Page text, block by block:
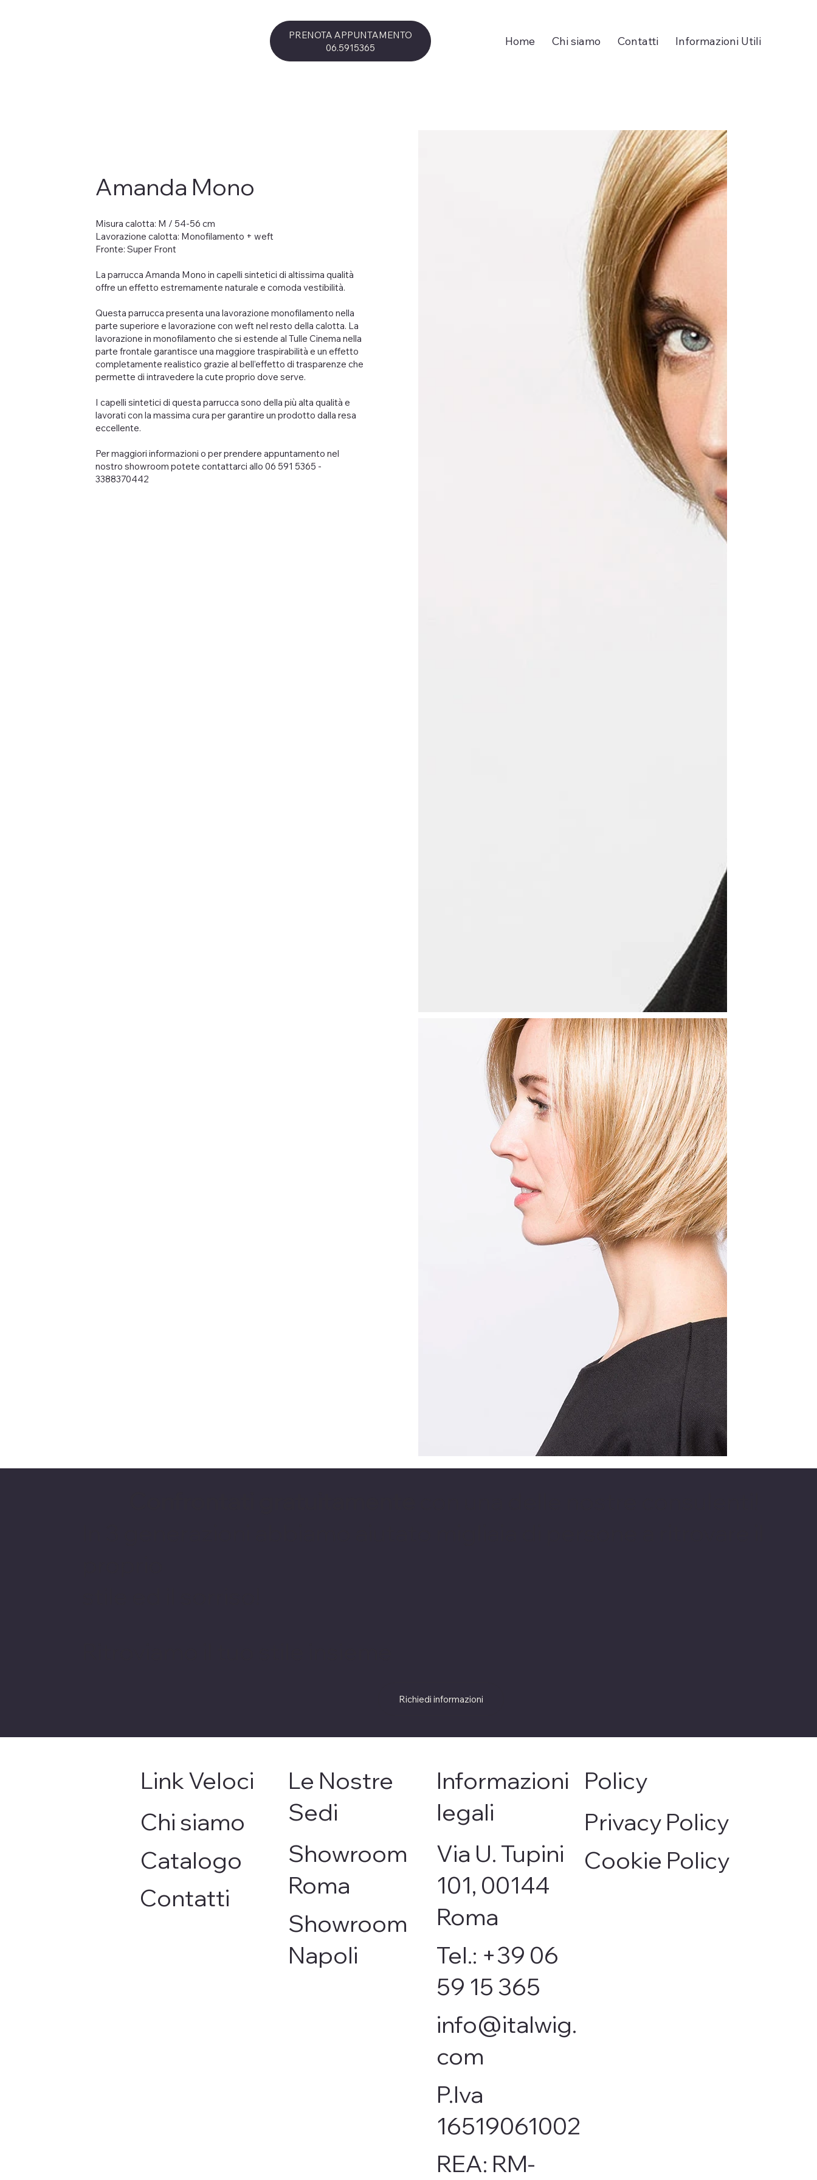
PRENOTA APPUNTAMENTO
06.5915365
Home Chi siamo Contatti Informazioni Utili
Amanda Mono
Misura calotta: M / 54-56 cm
Lavorazione calotta: Monofilamento + weft
Fronte: Super Front
La parrucca Amanda Mono in capelli sintetici di altissima qualità
offre un effetto estremamente naturale e comoda vestibilità.
Questa parrucca presenta una lavorazione monofilamento nella
parte superiore e lavorazione con weft nel resto della calotta. La
lavorazione in monofilamento che si estende al Tulle Cinema nella
parte frontale garantisce una maggiore traspirabilità e un effetto
completamente realistico grazie al bell’effetto di trasparenze che
permette di intravedere la cute proprio dove serve.
I capelli sintetici di questa parrucca sono della più alta qualità e
lavorati con la massima cura per garantire un prodotto dalla resa
eccellente.
Per maggiori informazioni o per prendere appuntamento nel
nostro showroom potete contattarci allo 06 591 5365 -
3388370442
Richiedi informazioni
Link Veloci
Chi siamo
Catalogo
Contatti
Le Nostre
Sedi
Showroom
Roma
Showroom
Napoli
Informazioni
legali
Via U. Tupini
101, 00144
Roma
Tel.: +39 06
59 15 365
info@italwig.
com
P.Iva
16519061002
REA: RM-
Policy
Privacy Policy
Cookie Policy